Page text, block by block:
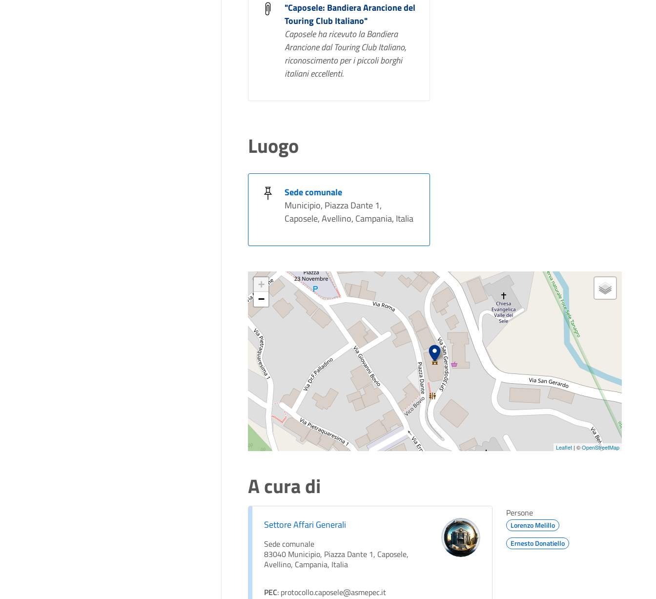
"Caposele: Bandiera Arancione del
Touring Club Italiano"
Caposele ha ricevuto la Bandiera
Arancione dal Touring Club Italiano,
riconoscimento per i piccoli borghi
italiani eccellenti.
Luogo
Sede comunale
Municipio, Piazza Dante 1,
Caposele, Avellino, Campania, Italia
+
−
Leaflet| ©OpenStreetMap
A cura di
Settore Affari Generali
Sede comunale
83040 Municipio, Piazza Dante 1, Caposele,
Avellino, Campania, Italia
PEC: protocollo.caposele@asmepec.it
Persone
Lorenzo Melillo
Ernesto Donatiello